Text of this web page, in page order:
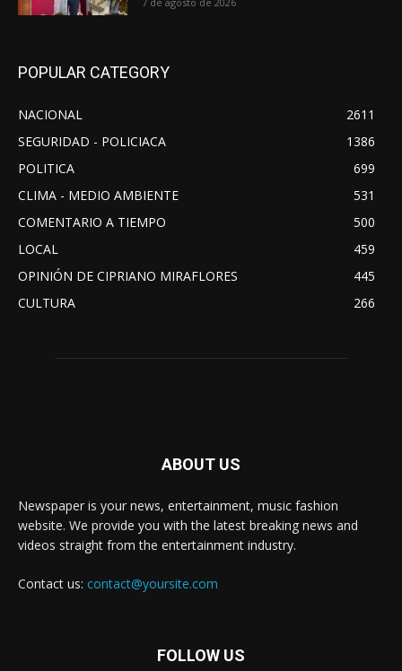
POPULAR CATEGORY
NACIONAL
2611
SEGURIDAD - POLICIACA
1386
POLITICA
699
CLIMA - MEDIO AMBIENTE
531
COMENTARIO A TIEMPO
500
LOCAL
459
OPINIÓN DE CIPRIANO MIRAFLORES
445
CULTURA
266
ABOUT US
Newspaper is your news, entertainment, music fashion
website. We provide you with the latest breaking news and
videos straight from the entertainment industry.
Contact us: contact@yoursite.com
FOLLOW US